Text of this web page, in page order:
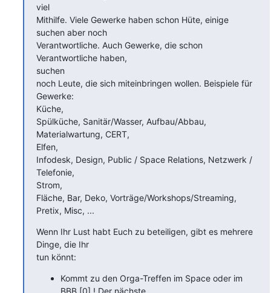
viel
Mithilfe. Viele Gewerke haben schon Hüte, einige
suchen aber noch
Verantwortliche. Auch Gewerke, die schon
Verantwortliche haben,
suchen
noch Leute, die sich miteinbringen wollen. Beispiele für
Gewerke:
Küche,
Spülküche, Sanitär/Wasser, Aufbau/Abbau,
Materialwartung, CERT,
Elfen,
Infodesk, Design, Public / Space Relations, Netzwerk /
Telefonie,
Strom,
Fläche, Bar, Deko, Vorträge/Workshops/Streaming,
Pretix, Misc, ...
Wenn Ihr Lust habt Euch zu beteiligen, gibt es mehrere
Dinge, die Ihr
tun könnt:
Kommt zu den Orga-Treffen im Space oder im
BBB [0] ! Der nächste